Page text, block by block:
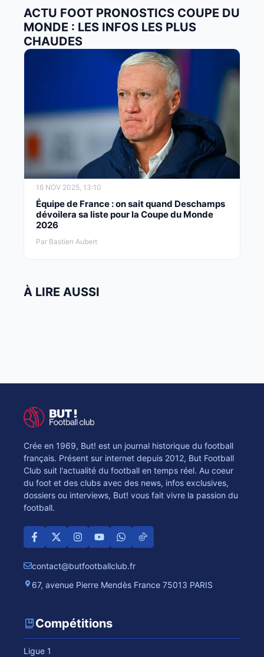
ACTU FOOT PRONOSTICS COUPE DU
MONDE : LES INFOS LES PLUS
CHAUDES
16 NOV 2025, 13:10
Équipe de France : on sait quand Deschamps
dévoilera sa liste pour la Coupe du Monde
2026
Par Bastien Aubert
À LIRE AUSSI
Crée en 1969, But! est un journal historique du football
français. Présent sur internet depuis 2012, But Football
Club suit l'actualité du football en temps réel. Au coeur
du foot et des clubs avec des news, infos exclusives,
dossiers ou interviews, But! vous fait vivre la passion du
football.
contact@butfootballclub.fr
67, avenue Pierre Mendès France 75013 PARIS
Compétitions
Ligue 1